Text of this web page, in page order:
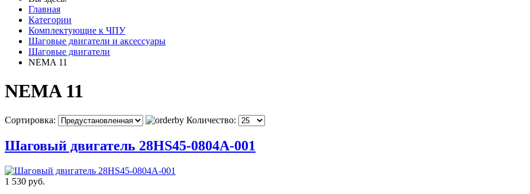
Главная
Категории
Комплектующие к ЧПУ
Шаговые двигатели и аксессуары
Шаговые двигатели
NEMA 11
NEMA 11
Сортировка: Количество:
Шаговый двигатель 28HS45-0804A-001
1 530 руб.